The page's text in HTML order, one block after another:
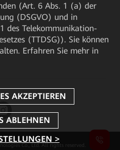
Co., Ltd. All rights reserved.
(Art. 6 Abs. 1 (a) der
(DSGVO) und in
des Telekommunikation-
(TTDSG)). Sie können
Erfahren Sie mehr in
>